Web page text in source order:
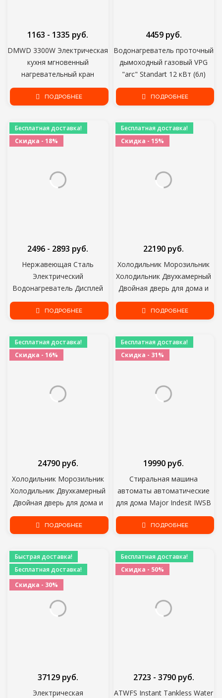
DMWD 3300W Электрическая
кухня мгновенный
нагревательный кран
нагреватель горячей
холодной воды двойного
нагревательный кран со
светодиодным дисплеем
1163 - 1335 руб.
ПОДРОБНЕЕ
Водонагреватель проточный
дымоходный газовый VPG
"arc" Standart 12 кВт (6л)
4459 руб.
ПОДРОБНЕЕ
Бесплатная доставка!
Скидка - 18%
Нержавеющая Сталь
Электрический
Водонагреватель Дисплей
Температуры Кухня Tankless
Мгновенный Кран Горячей
2496 - 2893 руб.
ПОДРОБНЕЕ
Бесплатная доставка!
Скидка - 15%
Холодильник Морозильник
Холодильник Двухкамерный
Двойная дверь для дома и
кухни Основной прибор Для
хранения продуктов Stinol
22190 руб.
ПОДРОБНЕЕ
Бесплатная доставка!
Скидка - 16%
Холодильник Морозильник
Холодильник Двухкамерный
Двойная дверь для дома и
кухни Основной прибор для
хранения пищевых
24790 руб.
ПОДРОБНЕЕ
Бесплатная доставка!
Скидка - 31%
Стиральная машина
автоматы автоматические
для дома Major Indesit IWSB
5085 (СНГ)
19990 руб.
ПОДРОБНЕЕ
Быстрая доставка!
Бесплатная доставка!
Скидка - 30%
Электрическая
37129 руб.
Бесплатная доставка!
Скидка - 50%
ATWFS Instant Tankless Water
2723 - 3790 руб.